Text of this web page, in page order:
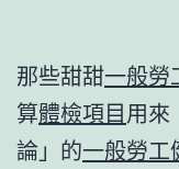
那些甜甜一般勞
算體檢項目用來
論」的一般勞工